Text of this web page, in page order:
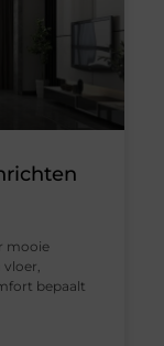
mooie
vloer,
bepaalt